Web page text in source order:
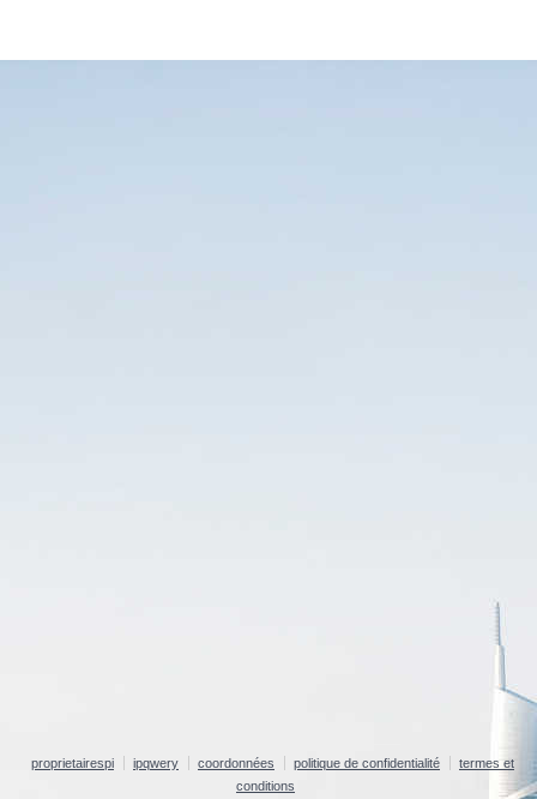
proprietairespi ipqwery coordonnées politique de confidentialité
termes et
conditions